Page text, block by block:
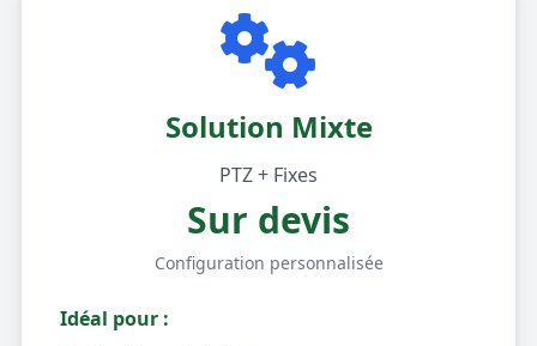
Solution Mixte
PTZ + Fixes
Sur devis
Configuration personnalisée
Idéal pour :